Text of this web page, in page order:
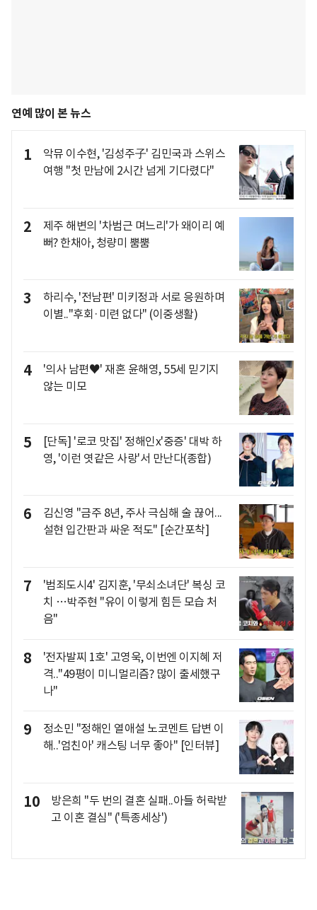
연예 많이 본 뉴스
1
악뮤 이수현, '김성주子' 김민국과 스위스
여행 "첫 만남에 2시간 넘게 기다렸다"
2
제주 해변의 '차범근 며느리'가 왜이리 예
뻐? 한채아, 청량미 뿜뿜
3
하리수, '전남편' 미키정과 서로 응원하며
이별.."후회·미련 없다" (이중생활)
4
'의사 남편♥' 재혼 윤해영, 55세 믿기지
않는 미모
5
[단독] '로코 맛집' 정해인x'중증' 대박 하
영, '이런 엿같은 사랑'서 만난다(종합)
6
김신영 "금주 8년, 주사 극심해 술 끊어...
설현 입간판과 싸운 적도" [순간포착]
7
'범죄도시4' 김지훈, '무쇠소녀단' 복싱 코
치 …박주현 "유이 이렇게 힘든 모습 처
음"
8
'전자발찌 1호' 고영욱, 이번엔 이지혜 저
격.."49평이 미니멀리즘? 많이 출세했구
나"
9
정소민 "정해인 열애설 노코멘트 답변 이
해..'엄친아' 캐스팅 너무 좋아" [인터뷰]
10
방은희 "두 번의 결혼 실패..아들 허락받
고 이혼 결심" ('특종세상')